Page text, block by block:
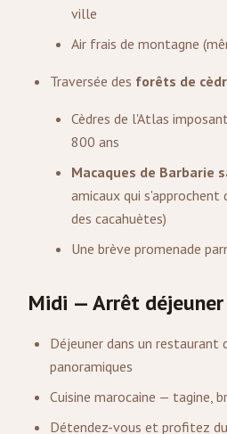
ville
Air frais de montagne
Traversée des forêts de
Cèdres de l'Atlas
800 ans
Macaques de Barbarie
amicaux qui
des cacahuètes)
Une brève promenade
Midi — Arrêt déjeuner
Déjeuner dans un restaurant
panoramiques
Cuisine marocaine — tagine,
Détendez-vous et profitez